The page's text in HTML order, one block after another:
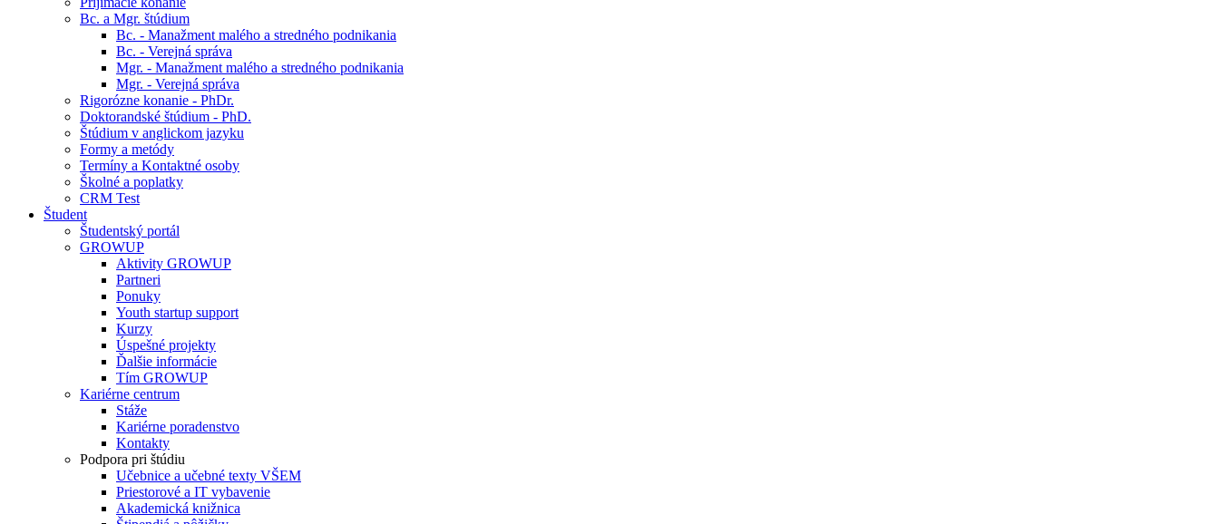
Bc. a Mgr. štúdium
Bc. - Manažment malého a stredného podnikania
Bc. - Verejná správa
Mgr. - Manažment malého a stredného podnikania
Mgr. - Verejná správa
Rigorózne konanie - PhDr.
Doktorandské štúdium - PhD.
Štúdium v anglickom jazyku
Formy a metódy
Termíny a Kontaktné osoby
Školné a poplatky
CRM Test
Študent
Študentský portál
GROWUP
Aktivity GROWUP
Partneri
Ponuky
Youth startup support
Kurzy
Úspešné projekty
Ďalšie informácie
Tím GROWUP
Kariérne centrum
Stáže
Kariérne poradenstvo
Kontakty
Podpora pri štúdiu
Učebnice a učebné texty VŠEM
Priestorové a IT vybavenie
Akademická knižnica